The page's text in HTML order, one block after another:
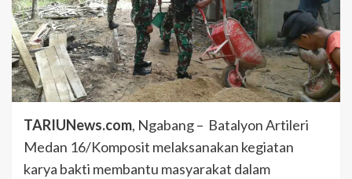
TARIUNews.com, Ngabang – Batalyon Artileri
Medan 16/Komposit melaksanakan kegiatan
karya bakti membantu masyarakat dalam